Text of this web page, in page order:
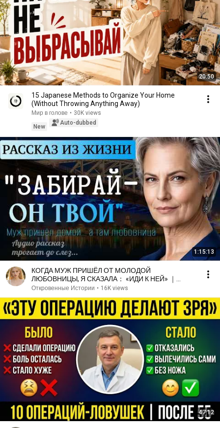
20:50
15 Japanese Methods to Organize Your Home
(Without Throwing Anything Away)
Мир в голове • 30K views
New
Auto-dubbed
1:15:13
КОГДА МУЖ ПРИШЁЛ ОТ МОЛОДОЙ
ЛЮБОВНИЦЫ, Я СКАЗАЛА： «ИДИ К НЕЙ» ｜
История из жизни ｜ Аудио рассказ
Откровенные Истории • 16K views
47:12